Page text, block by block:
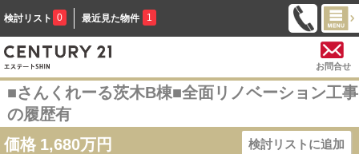
検討リスト 0 最近見た物件 1
お問合せ
■さんくれーる茨木B棟■全面リノベーション工事
の履歴有
価格 1,680万円 検討リストに追加